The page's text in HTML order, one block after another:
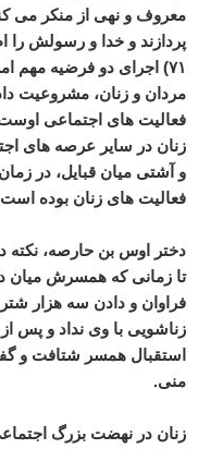
معروف و نهی از منکر می
پردازند و خدا و رسولش را
۷۱) اجرای دو فرضیه مهم
مردان و زنان، مشروعیت
فعالیت های اجتماعی
زنان در سایر عرصه های
و آشتی میان قبایل، در زمان
فعالیت های زنان بوده است
دختر اوس بن حارصه، نکته
تا زمانی که همسرش میان
فراوان و دادن سه هزار شتر
زناشویی با وی نداد و پس از
استقبال همسر شتافت و
منی.
زنان در نهضت بزرگ